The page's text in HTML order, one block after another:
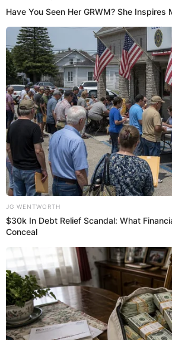
PUEDES VER:
Rosa Fuentes reaparece
nunca: “Hay que facturar, no
quedar a llorar”
¿Por qué Segundo
divorció de Gianella
En una entrevista con Infobae, el
no fue nada fácil decidir separarse de
decidió unir su vida en matrimonio,
relación se desgastó.
“Para mí era muy importante la mesa
que podíamos estar juntos y todo
uno podía estar en países distintos
para vernos y que la relación iba a
creo que no", mencionó.